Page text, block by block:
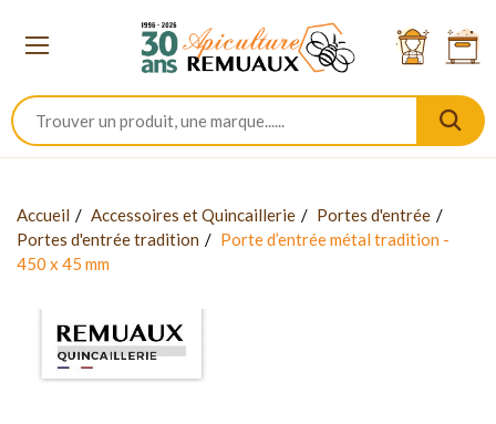
Accueil Accessoires et Quincaillerie
Portes d'entrée
Portes d'entrée tradition
Porte d’entrée métal tradition -
450 x 45 mm